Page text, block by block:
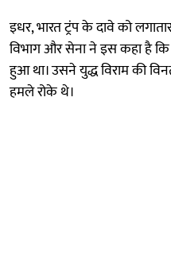
इधर, भारत ट्रंप के दावे को
विभाग और सेना ने इस कहा है कि
हुआ था। उसने युद्ध विराम की
हमले रोके थे।